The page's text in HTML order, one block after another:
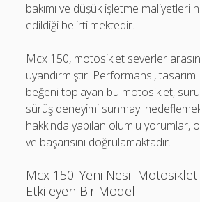
bakımı ve düşük işletme maliyetleri
edildiği belirtilmektedir.
Mcx 150, motosiklet severler
uyandırmıştır. Performansı, tasarımı
beğeni toplayan bu motosiklet,
sürüş deneyimi sunmayı
hakkında yapılan olumlu yorumlar,
ve başarısını doğrulamaktadır.
Mcx 150: Yeni Nesil Motosiklet
Etkileyen Bir Model